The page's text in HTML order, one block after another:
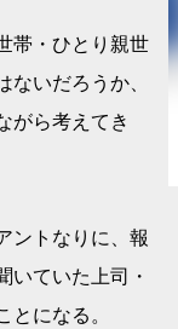
帯・ひとり親世
いだろうか、
がら考えてき
ントなりに、報
いていた上司・
とになる。